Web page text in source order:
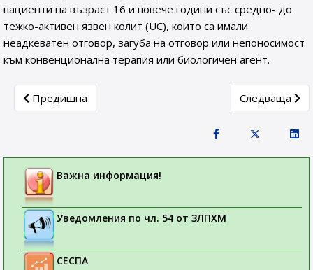
пациенти на възраст 16 и повече години със средно- до
тежко-активен язвен колит (UC), които са имали
неадкеватен отговор, загуба на отговор или непоносимост
към конвенционална терапия или биологичен агент.
Previous article: Актуална информация за работата на
Предишна Next article:
Следваща
Важна информация!
Уведомления по чл. 54 от ЗЛПХМ
СЕСПА